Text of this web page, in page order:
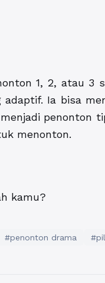
1, 2, atau 3
Ia bisa
penonton
menonton.
kamu?
#penonton drama